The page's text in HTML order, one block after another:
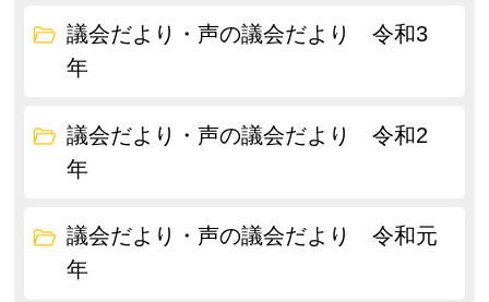
議会だより・声の議会だより 令和3
年
議会だより・声の議会だより 令和2
年
議会だより・声の議会だより 令和元
年